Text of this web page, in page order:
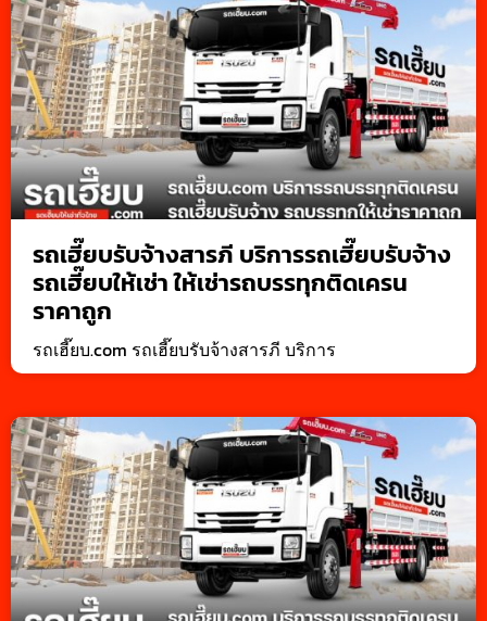
รถเฮี๊ยบรับจ้างสารภี บริการรถเฮี๊ยบรับจ้าง
รถเฮี๊ยบให้เช่า ให้เช่ารถบรรทุกติดเครน
ราคาถูก
รถเฮี๊ยบ.com รถเฮี๊ยบรับจ้างสารภี บริการ